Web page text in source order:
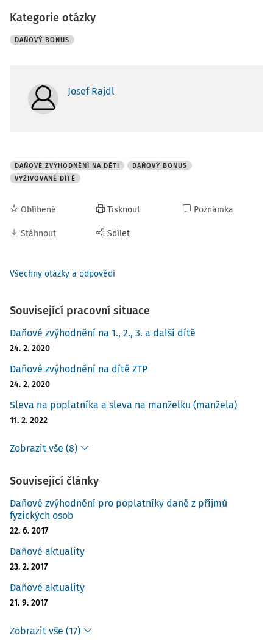
Kategorie otázky
DAŇOVÝ BONUS
Josef Rajdl
DAŇOVÉ ZVÝHODNĚNÍ NA DĚTI
DAŇOVÝ BONUS
VYŽIVOVANÉ DÍTĚ
Oblíbené
Stáhnout
Tisknout
Sdílet
Poznámka
Všechny otázky a odpovědi
Související pracovní situace
Daňové zvýhodnění na 1., 2., 3. a další dítě
24. 2. 2020
Daňové zvýhodnění na dítě ZTP
24. 2. 2020
Sleva na poplatníka a sleva na manželku (manžela)
11. 2. 2022
Zobrazit vše (8)
Související články
Daňové zvýhodnění pro poplatníky daně z příjmů
fyzických osob
22. 6. 2017
Daňové aktuality
23. 2. 2017
Daňové aktuality
21. 9. 2017
Zobrazit vše (17)